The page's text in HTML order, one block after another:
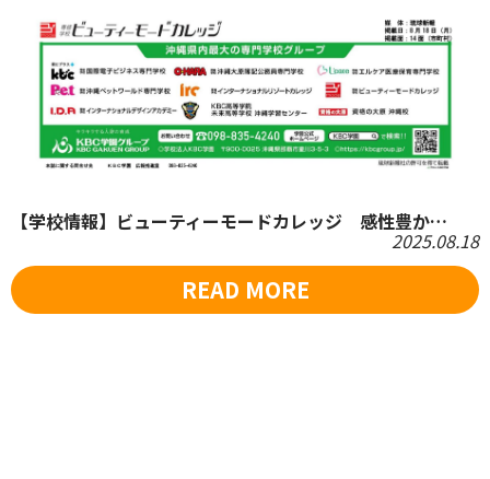
【学校情報】ビューティーモードカレッジ 感性豊か…
2025.08.18
READ MORE